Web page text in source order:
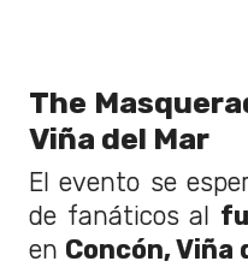
The
Viña del Mar
El evento se
de fanáticos al
en Concón, Viña